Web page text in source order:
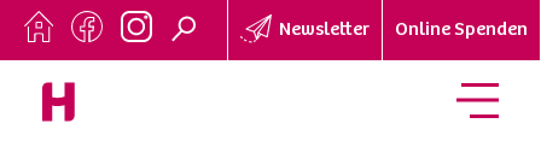
Newsletter Online Spenden